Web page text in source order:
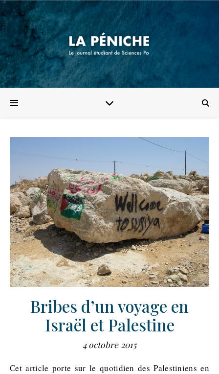
Bribes d’un voyage en
Israël et Palestine
4 octobre 2015
Cet article porte sur le quotidien des Palestiniens en